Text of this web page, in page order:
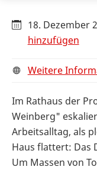
18. Dezember
hinzufügen
Weitere
Im Rathaus der
Weinberg"
Arbeitsalltag, als
Haus flattert: Das
Um Massen von